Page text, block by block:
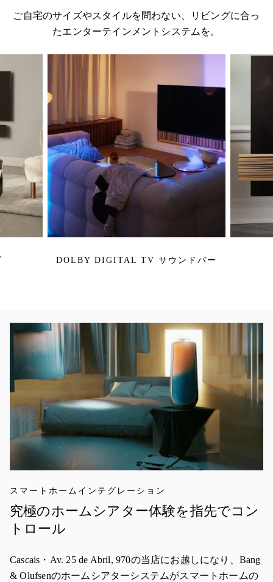
ご自宅のサイズやスタイルを問わない、リビングに合っ
たエンターテインメントシステムを。
DOLBY DIGITAL TV サウンドバー
イベント画像
スマートホームインテグレーション
究極のホームシアター体験を指先でコン
トロール
Cascais・Av. 25 de Abril, 970の当店にお越しになり、Bang
& Olufsenのホームシアターシステムがスマートホームの